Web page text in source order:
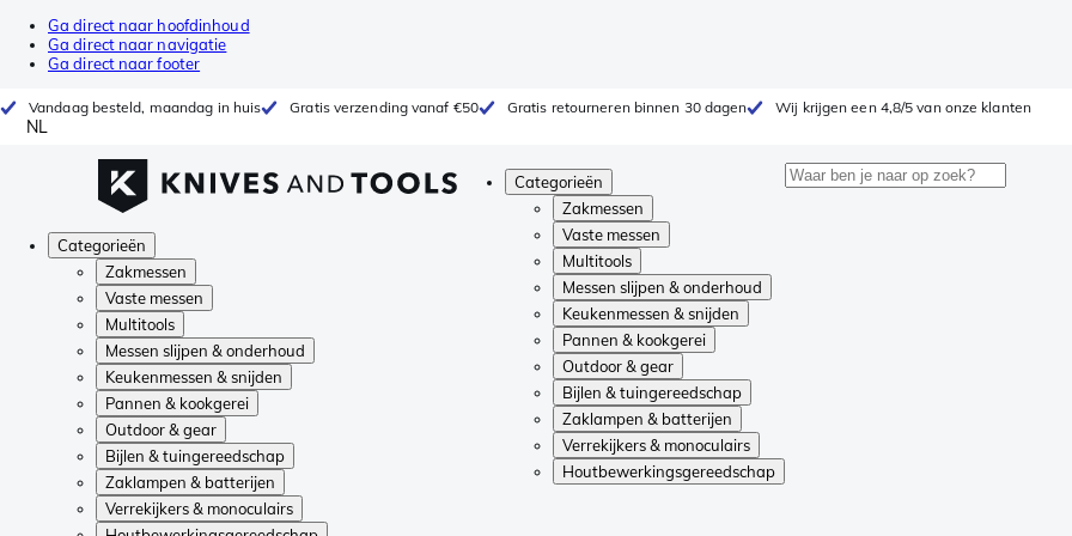
Ga direct naar hoofdinhoud
Ga direct naar navigatie
Ga direct naar footer
Vandaag besteld, maandag in huis Gratis verzending vanaf €50 Gratis retourneren binnen 30 dagen Wij krijgen een 4,8/5 van onze klanten
NL
Categorieën
Zakmessen
Vaste messen
Multitools
Messen slijpen & onderhoud
Keukenmessen & snijden
Pannen & kookgerei
Outdoor & gear
Bijlen & tuingereedschap
Zaklampen & batterijen
Verrekijkers & monoculairs
Houtbewerkingsgereedschap
Categorieën
Zakmessen
Vaste messen
Multitools
Messen slijpen & onderhoud
Keukenmessen & snijden
Pannen & kookgerei
Outdoor & gear
Bijlen & tuingereedschap
Zaklampen & batterijen
Verrekijkers & monoculairs